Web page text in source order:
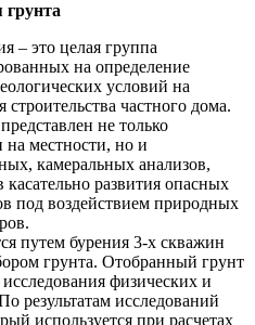
грунта
– это целая группа
на определение
условий на
частного дома.
не только
местности, но и
камеральных анализов,
касательно развития опасных
под воздействием природных
путем бурения 3-х скважин
грунта. Отобранный грунт
физических и
результатам исследований
используется при расчетах